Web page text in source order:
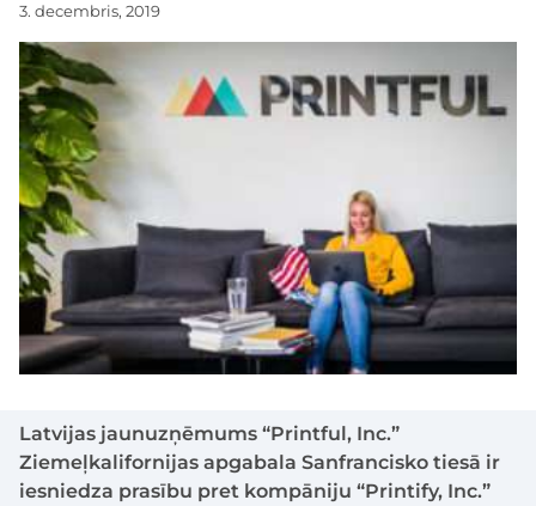
3. decembris, 2019
Latvijas jaunuzņēmums “Printful, Inc.”
Ziemeļkalifornijas apgabala Sanfrancisko tiesā ir
iesniedza prasību pret kompāniju “Printify, Inc.”